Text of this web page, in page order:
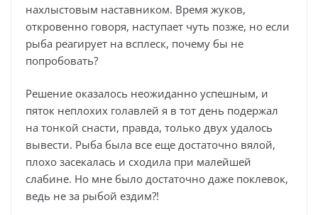
нахлыстовым наставником. Время жуков,
откровенно говоря, наступает чуть позже, но если
рыба реагирует на всплеск, почему бы не
попробовать?
Решение оказалось неожиданно успешным, и
пяток неплохих голавлей я в тот день подержал
на тонкой снасти, правда, только двух удалось
вывести. Рыба была все еще достаточно вялой,
плохо засекалась и сходила при малейшей
слабине. Но мне было достаточно даже поклевок,
ведь не за рыбой ездим?!